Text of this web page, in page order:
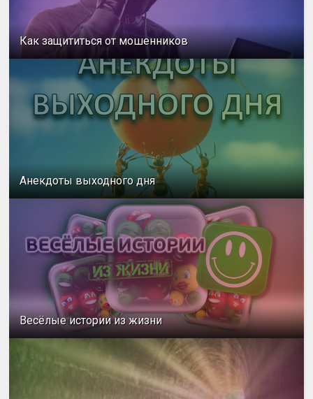
Как защититься от мошенников
Анекдоты выходного дня
Весёлые истории из жизни